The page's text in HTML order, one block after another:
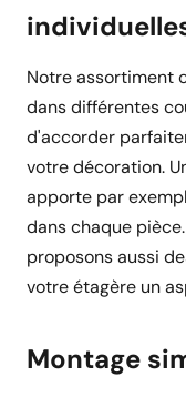
Notre assortiment
dans différentes
d'accorder
votre décoration.
apporte par
dans chaque
proposons aussi
votre étagère un
Montage